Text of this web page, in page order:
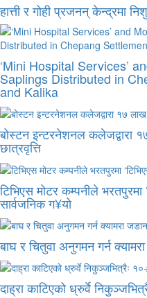
हात्ती र गोही प्रजनन् केन्द्रमा
‘Mini Hospital Services’
Saplings Distributed in
and Kalika
बोस्टन इन्टरनेशनल कलेजद्वारा
छात्रवृत्ति
टिभिएस मोटर कम्पनीले भरतपुरमा
सार्वजनिक ग¥यो
बाघ र चितुवा अनुगमन गर्न
दाह्रा काटिएको ध्रुर्वे